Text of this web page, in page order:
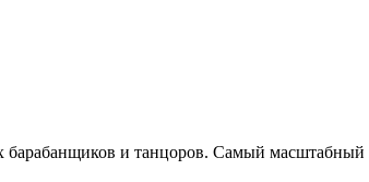
и танцоров. Самый